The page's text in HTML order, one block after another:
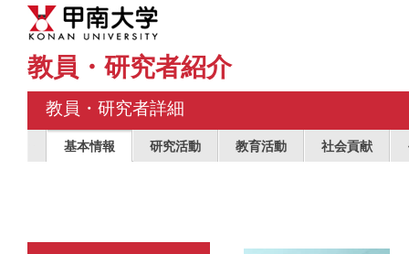
教員・研究者紹介
教員・研究者詳細
基本情報 研究活動 教育活動 社会貢献